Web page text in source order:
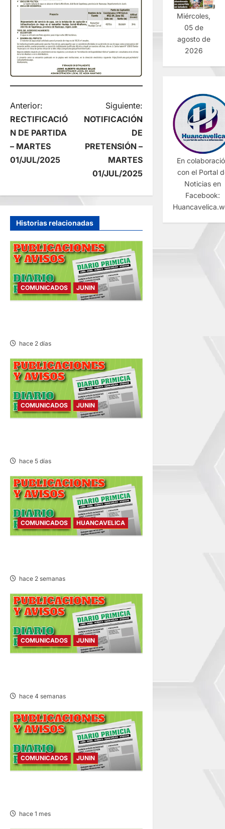
N
a
v
g
a
c
ó
d
e
e
n
a
d
a
s
Anterior:
RECTIFICACIÓ
N DE PARTIDA
– MARTES
01/JUL/2025
Siguiente:
NOTIFICACIÓN
DE
PRETENSIÓN –
MARTES
01/JUL/2025
Historias relacionadas
COMUNICADOS JUNIN
hace 2 días
COMUNICADOS JUNIN
hace 5 días
COMUNICADOS HUANCAVELICA
hace 2 semanas
COMUNICADOS JUNIN
hace 4 semanas
COMUNICADOS JUNIN
hace 1 mes
Miércoles,
05 de
agosto de
2026
En
con el Portal
Noticias en
Facebook: